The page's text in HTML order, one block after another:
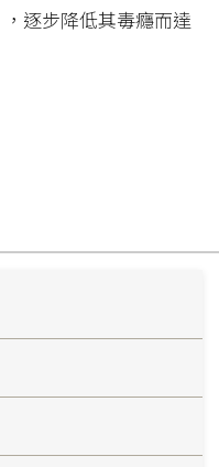
，逐步降低其毒癮而達